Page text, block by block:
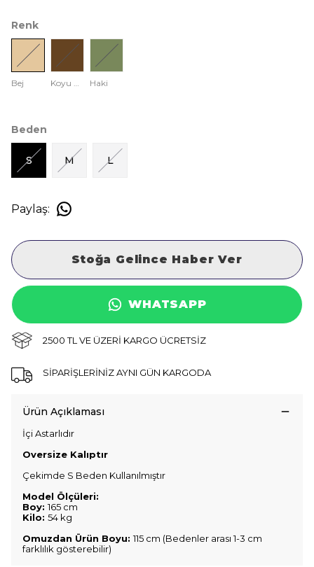
Renk
Bej Koyu Kahve Haki
Beden
S M L
Paylaş:
Stoğa Gelince Haber Ver
WHATSAPP
2500 TL VE ÜZERİ KARGO ÜCRETSİZ
SİPARİŞLERİNİZ AYNI GÜN KARGODA
Ürün Açıklaması
İçi Astarlıdır
Oversize Kalıptır
Çekimde S Beden Kullanılmıştır
Model Ölçüleri:
Boy:165 cm
Kilo: 54 kg
Omuzdan Ürün Boyu:115 cm (Bedenler arası 1-3 cm
farklılık gösterebilir)